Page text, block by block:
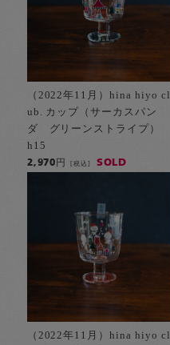
（2022年11月）hina hiyo cl
ub. カップ（サーカスパン
ダ グリーンストライプ）
h15
2,970円[税込] SOLD
（2022年11月）hina hiyo cl